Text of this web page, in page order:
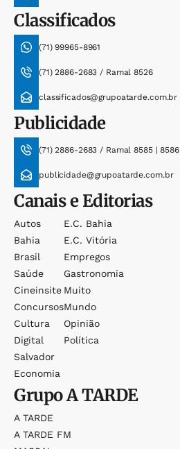
Classificados
(71) 99965-8961
(71) 2886-2683 / Ramal 8526
classificados@grupoatarde.com.br
Publicidade
(71) 2886-2683 / Ramal 8585 | 8586
publicidade@grupoatarde.com.br
Canais e Editorias
Autos
Bahia
Brasil
Saúde
Cineinsite
Concursos
Cultura
Digital
Salvador
Economia
E.c. Bahia
E.c. Vitória
Empregos
Gastronomia
Muito
Mundo
Opinião
Política
GrupoA TARDE
A TARDE
A TARDE FM